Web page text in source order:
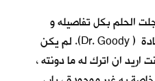
الحلم بكل تفاصيله و
هرعت في اليوم التالي الى عيادة ( Dr. Goody). لم يكن
اريد ان اترك له ما دونته ،